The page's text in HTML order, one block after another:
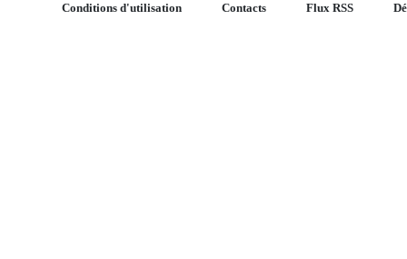
Conditions d'utilisation Contacts Flux RSS